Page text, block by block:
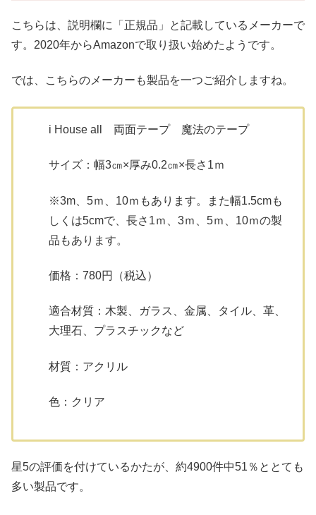
こちらは、説明欄に「正規品」と記載しているメーカーで
す。2020年からAmazonで取り扱い始めたようです。
では、こちらのメーカーも製品を一つご紹介しますね。
i House all 両面テープ 魔法のテープ
サイズ：幅3㎝×厚み0.2㎝×長さ1ｍ
※3m、5ｍ、10ｍもあります。また幅1.5cmも
しくは5cmで、長さ1ｍ、3ｍ、5ｍ、10ｍの製
品もあります。
価格：780円（税込）
適合材質：木製、ガラス、金属、タイル、革、
大理石、プラスチックなど
材質：アクリル
色：クリア
星5の評価を付けているかたが、約4900件中51％ととても
多い製品です。